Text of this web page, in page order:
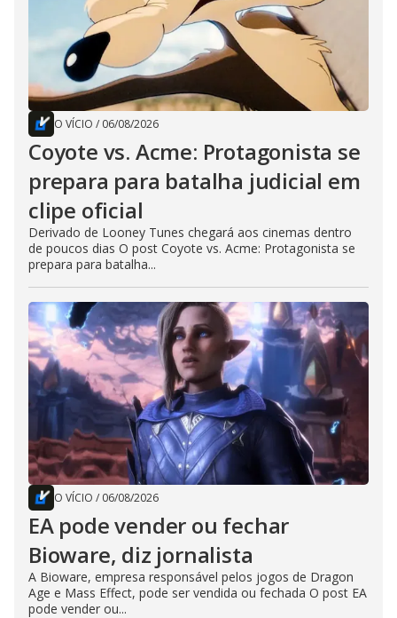
O VÍCIO / 06/08/2026
Coyote vs. Acme: Protagonista se
prepara para batalha judicial em
clipe oficial
Derivado de Looney Tunes chegará aos cinemas dentro
de poucos dias O post Coyote vs. Acme: Protagonista se
prepara para batalha...
O VÍCIO / 06/08/2026
EA pode vender ou fechar
Bioware, diz jornalista
A Bioware, empresa responsável pelos jogos de Dragon
Age e Mass Effect, pode ser vendida ou fechada O post EA
pode vender ou...